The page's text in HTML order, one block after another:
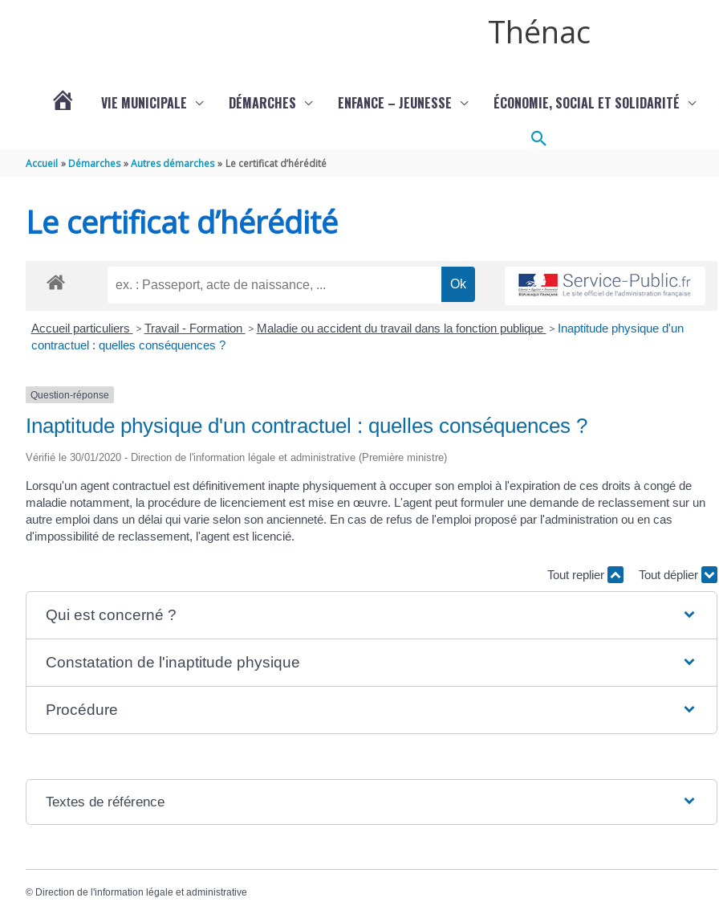
Thénac
THÉNAC
VIE MUNICIPALE DÉMARCHES ENFANCE – JEUNESSE ÉCONOMIE, SOCIAL ET SOLIDARITÉ
Rechercher
Accueil Démarches Autres démarches Le certificat d’hérédité
Le certificat d’hérédité
Accueil particuliers > Travail - Formation > Maladie ou accident du travail dans la fonction publique > Inaptitude physique d'un
contractuel : quelles conséquences ?
Question-réponse
Inaptitude physique d'un contractuel : quelles conséquences ?
Vérifié le 30/01/2020 - Direction de l'information légale et administrative (Première ministre)
Lorsqu'un agent contractuel est définitivement inapte physiquement à occuper son emploi à l'expiration de ces droits à congé de
maladie notamment, la procédure de licenciement est mise en œuvre. L'agent peut formuler une demande de reclassement sur un
autre emploi dans un délai qui varie selon son ancienneté. En cas de refus de l'emploi proposé par l'administration ou en cas
d'impossibilité de reclassement, l'agent est licencié.
Tout replier Tout déplier
Qui est concerné ?
Constatation de l'inaptitude physique
Procédure
Textes de référence
© Direction de l'information légale et administrative